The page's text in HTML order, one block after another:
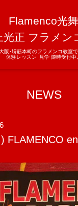
Flamenco光舞
光正 フラメン
阪･堺筋本町のフラメンコ教室で
体験レッスン･見学 随時受付中
NEWS
FLAMENCO